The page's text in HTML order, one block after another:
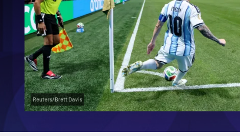
Reuters/Brett Davis